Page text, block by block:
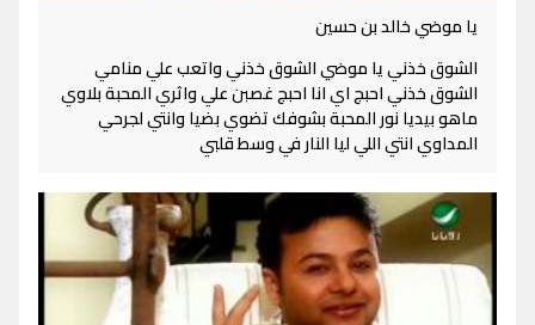
يا موضي خالد بن حسين
الشوق خذني يا موضي الشوق خذني واتعب علي منامي
الشوق خذني احبج اي انا احبج غصبن علي واثري المحبة بلاوي
ماهو بيديا نور المحبة بشوفك تضوي بضيا وانتي لجرحي
المداوي انتي اللي ليا النار في وسط قلبي